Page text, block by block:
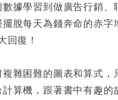
據學習到做廣告行銷、
脫每天為錢奔命的赤字
回復！
雜困難的圖表和算式，
算機，跟著書中有趣的